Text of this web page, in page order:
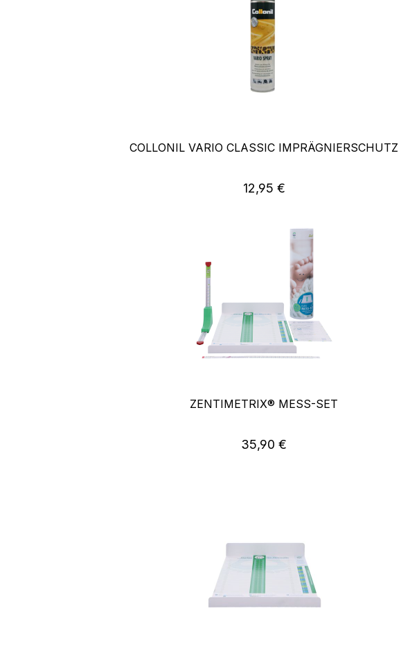
COLLONIL VARIO CLASSIC IMPRÄGNIERSCHUTZ
Regulärer Preis:
12,95 €
ZENTIMETRIX® MESS-SET
Regulärer Preis:
35,90 €